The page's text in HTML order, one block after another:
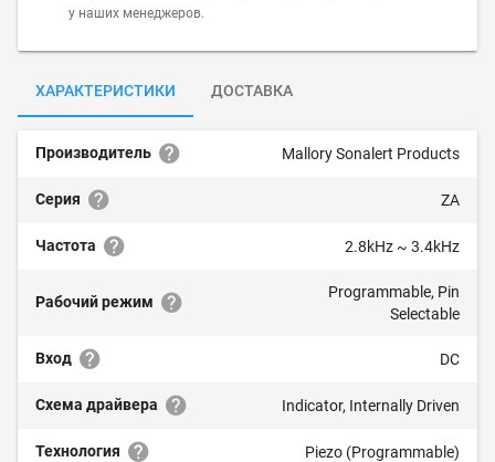
у наших менеджеров.
ХАРАКТЕРИСТИКИ ДОСТАВКА
Производитель Mallory Sonalert Products
Серия ZA
Частота 2.8kHz ~ 3.4kHz
Рабочий режим
Programmable, Pin
Selectable
Вход DC
Схема драйвера Indicator, Internally Driven
Технология Piezo (Programmable)